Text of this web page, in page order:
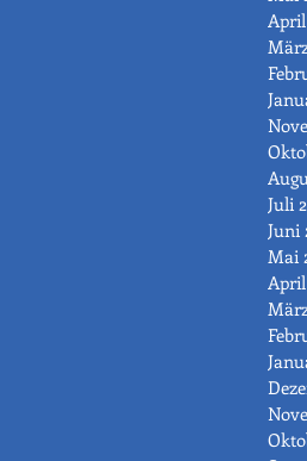
April
Juli
Juni
Mai
April